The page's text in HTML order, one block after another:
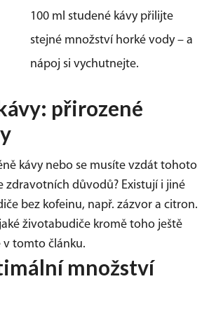
100 ml studené kávy přilijte
stejné množství horké vody – a
nápoj si vychutnejte.
přirozené
kávy nebo se musíte vzdát tohoto
zdravotních důvodů? Existují i jiné
bez kofeinu, např. zázvor a citron.
životabudiče kromě toho ještě
v tomto článku.
množství